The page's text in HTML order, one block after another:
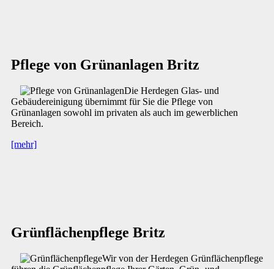
Pflege von Grünanlagen Britz
Die Herdegen Glas- und
Gebäudereinigung übernimmt für Sie die Pflege von
Grünanlagen sowohl im privaten als auch im gewerblichen
Bereich.
[mehr]
Grünflächenpflege Britz
Wir von der Herdegen Grünflächenpflege